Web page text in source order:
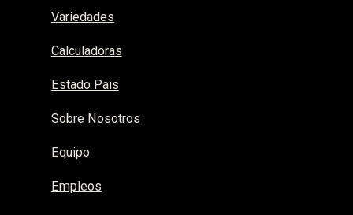
Variedades
Calculadoras
Estado Pais
Sobre Nosotros
Equipo
Empleos